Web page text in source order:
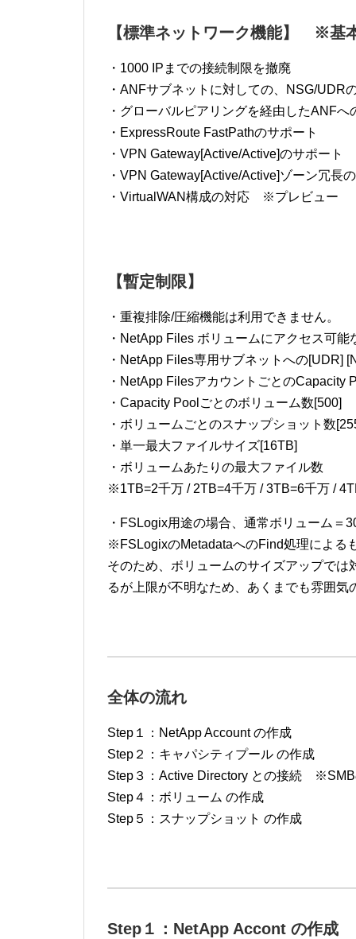
【標準ネットワーク機能】 ※基
・1000 IPまでの接続制限を撤廃
・ANFサブネットに対しての、NSG/UDR
・グローバルピアリングを経由したANFへ
・ExpressRoute FastPathのサポート
・VPN Gateway[Active/Active]のサポート
・VPN Gateway[Active/Active]ゾーン冗長
・VirtualWAN構成の対応 ※プレビュー
【暫定制限】
・重複排除/圧縮機能は利用できません。
・NetApp Files ボリュームにアクセス可能
・NetApp Files専用サブネットへの[UDR]
・NetApp FilesアカウントごとのCapacity
・Capacity Poolごとのボリューム数[500]
・ボリュームごとのスナップショット数
・単一最大ファイルサイズ[16TB]
・ボリュームあたりの最大ファイル数
※1TB=2千万 / 2TB=4千万 / 3TB=6千万 /
・FSLogix用途の場合、通常ボリューム＝
※FSLogixのMetadataへのFind処理による
そのため、ボリュームのサイズアップで
るが上限が不明なため、あくまでも雰囲気
全体の流れ
Step１：NetApp Account の作成
Step２：キャパシティプール の作成
Step３：Active Directory との接続
Step４：ボリューム の作成
Step５：スナップショット の作成
Step１：NetApp Accont の作成